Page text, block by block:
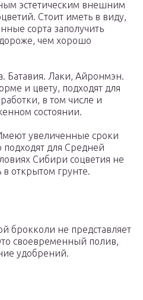
эстетическим внешним
Стоит иметь в виду,
сорта заполучить
чем хорошо
Батавия. Лаки, Айронмэн.
и цвету, подходят для
в том числе и
состоянии.
увеличенные сроки
для Средней
Сибири соцветия не
открытом грунте.
брокколи не представляет
своевременный полив,
удобрений.